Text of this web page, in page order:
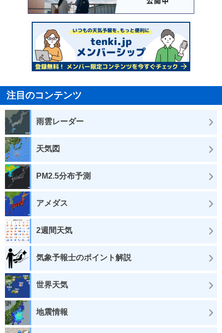
注目のコンテンツ
雨雲レーダー
天気図
PM2.5分布予測
アメダス
2週間天気
気象予報士のポイント解説
世界天気
地震情報